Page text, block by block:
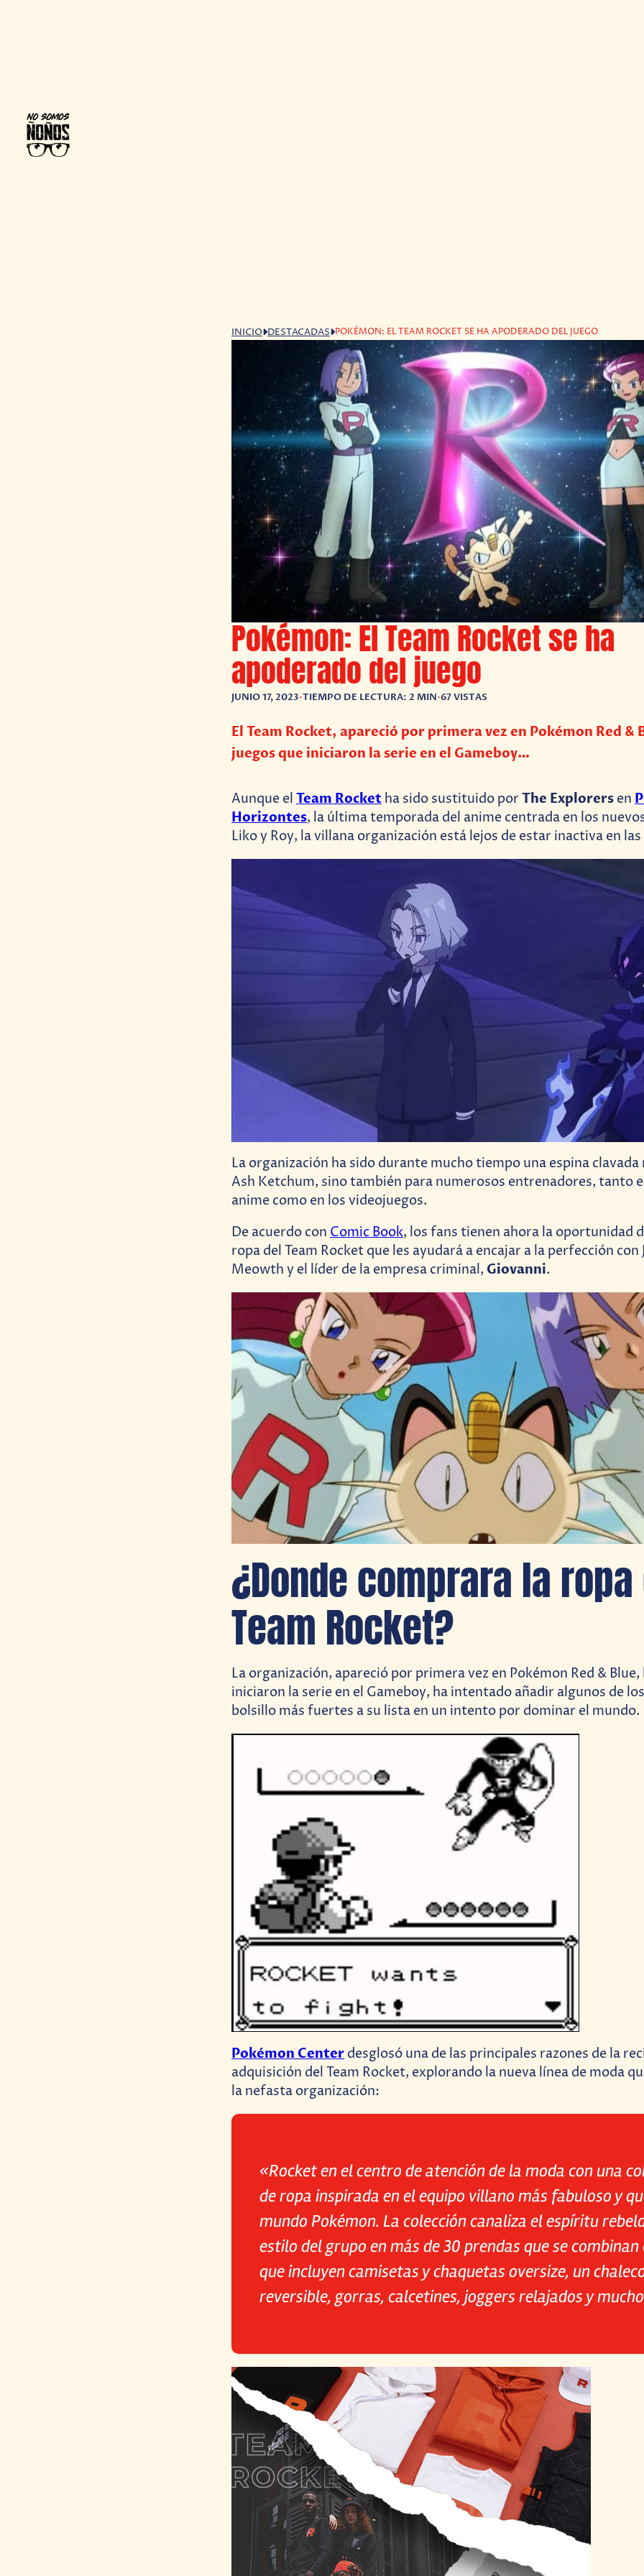
INICIO DESTACADAS POKÉMON: EL TEAM ROCKET SE HA APODERADO DEL JUEGO
Pokémon: El Team Rocket se ha
apoderado del juego
JUNIO 17, 2023•TIEMPO DE LECTURA: 2 MIN•67 VISTAS
El Team Rocket, apareció por primera vez en Pokémon Red &
juegos que iniciaron la serie en el Gameboy…
Aunque el Team Rocket ha sido sustituido porThe Explorers en
Horizontes, la última temporada del anime centrada en los
Liko y Roy, la villana organización está lejos de estar inactiva en
La organización ha sido durante mucho tiempo una espina clavada
Ash Ketchum, sino también para numerosos entrenadores, tanto
anime como en los videojuegos.
De acuerdo con Comic Book, los fans tienen ahora la oportunidad
ropa del Team Rocket que les ayudará a encajar a la perfección con
Meowth y el líder de la empresa criminal, Giovanni.
¿Donde comprara la
Team Rocket?
La organización, apareció por primera vez en Pokémon Red &
iniciaron la serie en el Gameboy, ha intentado añadir algunos de
bolsillo más fuertes a su lista en un intento por dominar el mundo.
Pokémon Center desglosó una de las principales razones de la
adquisición del Team Rocket, explorando la nueva línea de moda
la nefasta organización:
«Rocket en el centro de atención de la moda con una
de ropa inspirada en el equipo villano más fabuloso y
mundo Pokémon. La colección canaliza el espíritu
estilo del grupo en más de 30 prendas que se combinan
que incluyen camisetas y chaquetas oversize, un
reversible, gorras, calcetines, joggers relajados y